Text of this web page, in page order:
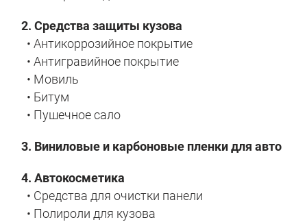
2. Средства защиты кузова
• Антикоррозийное покрытие
• Антигравийное покрытие
• Мовиль
• Битум
• Пушечное сало
3. Виниловые и карбоновые пленки для авто
4. Автокосметика
• Средства для очистки панели
• Полироли для кузова